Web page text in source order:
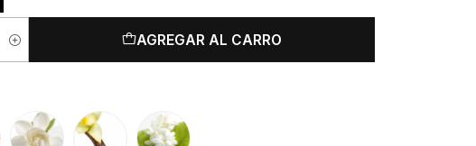
AGREGAR AL CARRO